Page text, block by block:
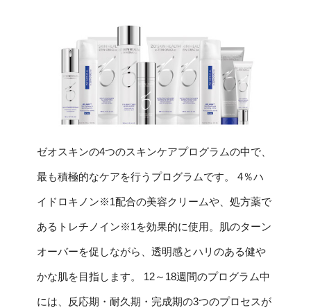
ゼオスキンの4つのスキンケアプログラムの中で、
最も積極的なケアを行うプログラムです。 4％ハ
イドロキノン※1配合の美容クリームや、処方薬で
あるトレチノイン※1を効果的に使用。肌のターン
オーバーを促しながら、透明感とハリのある健や
かな肌を目指します。 12～18週間のプログラム中
には、反応期・耐久期・完成期の3つのプロセスが